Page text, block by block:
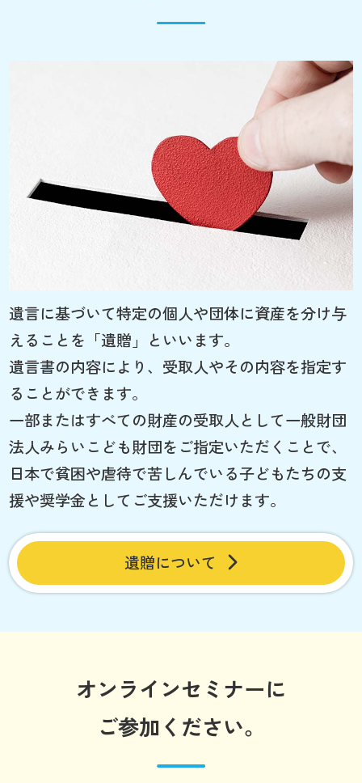
遺言に基づいて特定の個人や団体に資産を分け与
えることを「遺贈」といいます。
遺言書の内容により、受取人やその内容を指定す
ることができます。
一部またはすべての財産の受取人として一般財団
法人みらいこども財団をご指定いただくことで、
日本で貧困や虐待で苦しんでいる子どもたちの支
援や奨学金としてご支援いただけます。
遺贈について
オンラインセミナーに
ご参加ください。